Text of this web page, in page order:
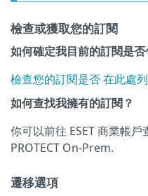
檢查或獲取您的訂閱
如何確定我目前的訂閱是
檢查您的訂閱是否 在此處
如何查找我擁有的訂閱？
你可以前往 ESET 商業帳
PROTECT On-Prem.
遷移選項